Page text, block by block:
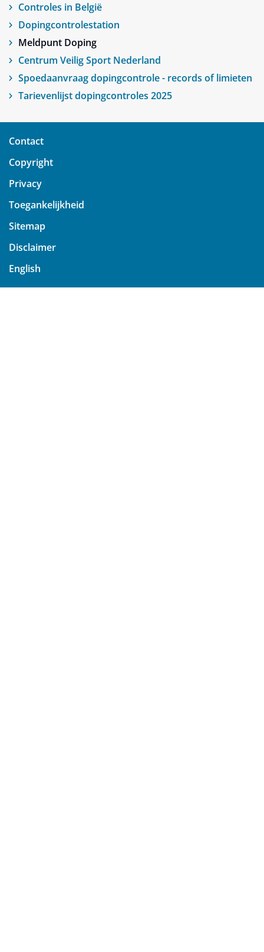
Controles in België
Dopingcontrolestation
Meldpunt Doping
Centrum Veilig Sport Nederland
Spoedaanvraag dopingcontrole - records of limieten
Tarievenlijst dopingcontroles 2025
Contact
Copyright
Privacy
Toegankelijkheid
Sitemap
Disclaimer
English